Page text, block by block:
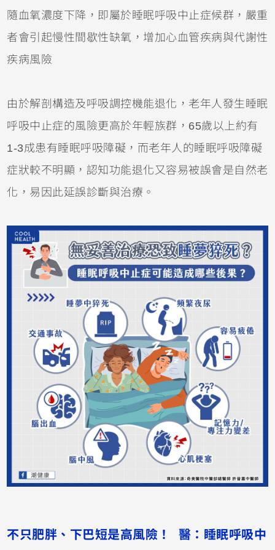
隨血氧濃度下降，即屬於睡眠呼吸中止症候群，嚴重
者會引起慢性間歇性缺氧，增加心血管疾病與代謝性
疾病風險
由於解剖構造及呼吸調控機能退化，老年人發生睡眠
呼吸中止症的風險更高於年輕族群，65歲以上約有
1-3成患有睡眠呼吸障礙，而老年人的睡眠呼吸障礙
症狀較不明顯，認知功能退化又容易被誤會是自然老
化，易因此延誤診斷與治療。
不只肥胖、下巴短是高風險！ 醫：睡眠呼吸中